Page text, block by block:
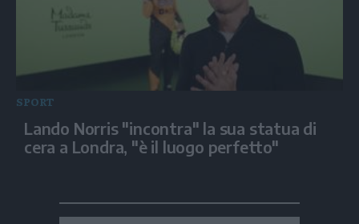
SPORT
Lando Norris "incontra" la sua statua di
cera a Londra, "è il luogo perfetto"